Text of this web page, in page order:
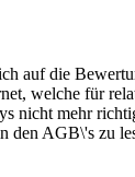
auf die
welche für
nicht mehr
AGB\'s zu